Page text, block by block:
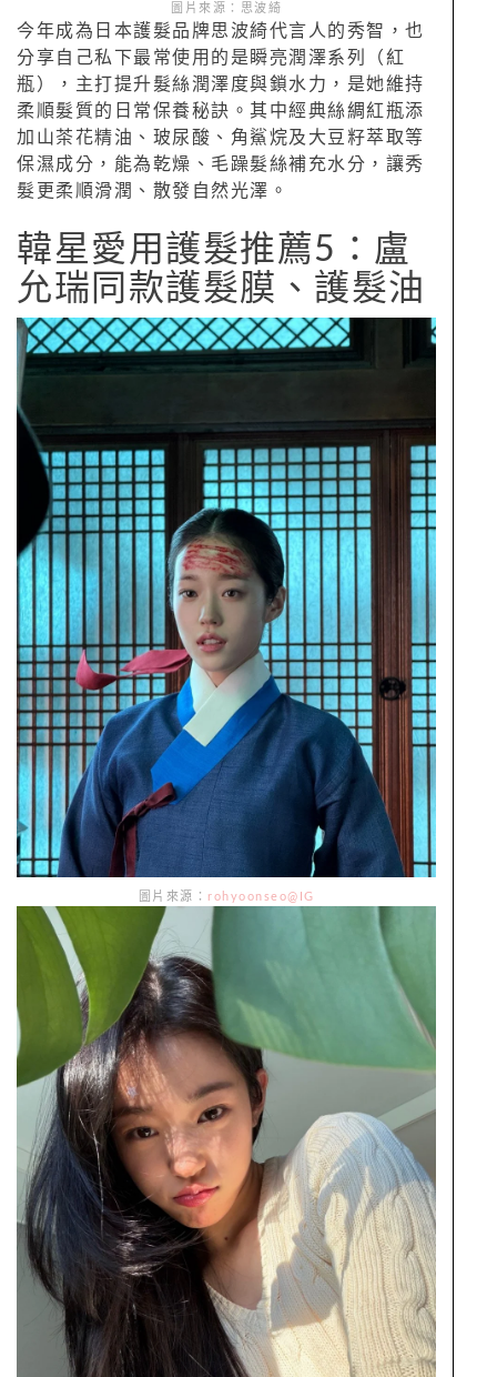
圖片來源：思波綺
今年成為日本護髮品牌思波綺代言人的秀智，也
分享自己私下最常使用的是瞬亮潤澤系列（紅
瓶），主打提升髮絲潤澤度與鎖水力，是她維持
柔順髮質的日常保養秘訣。其中經典絲綢紅瓶添
加山茶花精油、玻尿酸、角鯊烷及大豆籽萃取等
保濕成分，能為乾燥、毛躁髮絲補充水分，讓秀
髮更柔順滑潤、散發自然光澤。
韓星愛用護髮推薦5：盧
允瑞同款護髮膜、護髮油
圖片來源： rohyoonseo@IG